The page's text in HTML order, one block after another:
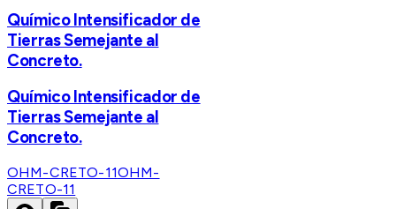
Químico Intensificador de
Tierras Semejante al
Concreto.
Químico Intensificador de
Tierras Semejante al
Concreto.
OHM-CRETO-11OHM-
CRETO-11